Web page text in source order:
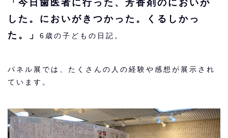
「今日歯医者に行った、芳香剤のにおいが
した。においがきつかった。くるしかっ
た。」
6歳の子どもの日記。
パネル展では、たくさんの人の経験や感想が展示され
ています。